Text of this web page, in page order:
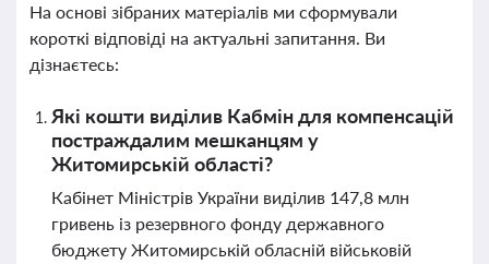
На основі зібраних матеріалів ми сформували
короткі відповіді на актуальні запитання. Ви
дізнаєтесь:
Які кошти виділив Кабмін для компенсацій
постраждалим мешканцям у
Житомирській області?
Кабінет Міністрів України виділив 147,8 млн
гривень із резервного фонду державного
бюджету Житомирській обласній військовій